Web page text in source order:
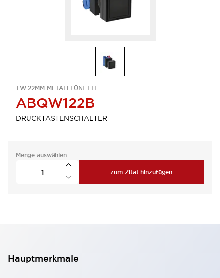
TW 22MM METALLLÜNETTE
ABQW122B
DRUCKTASTENSCHALTER
Menge auswählen
zum Zitat hinzufügen
Hauptmerkmale